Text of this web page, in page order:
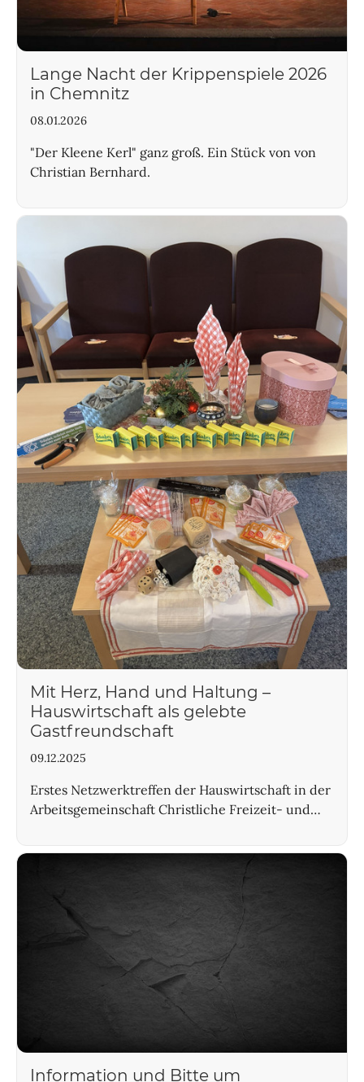
Lange Nacht der Krippenspiele 2026
in Chemnitz
08.01.2026
"Der Kleene Kerl" ganz groß. Ein Stück von von
Christian Bernhard.
Mit Herz, Hand und Haltung –
Hauswirtschaft als gelebte
Gastfreundschaft
09.12.2025
Erstes Netzwerktreffen der Hauswirtschaft in der
Arbeitsgemeinschaft Christliche Freizeit- und…
Information und Bitte um